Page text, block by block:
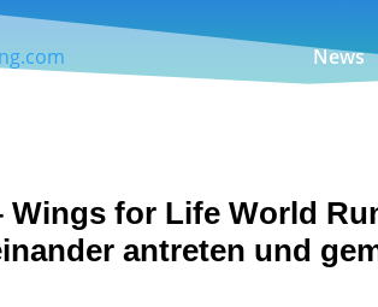
News
Wings for Life World
antreten und